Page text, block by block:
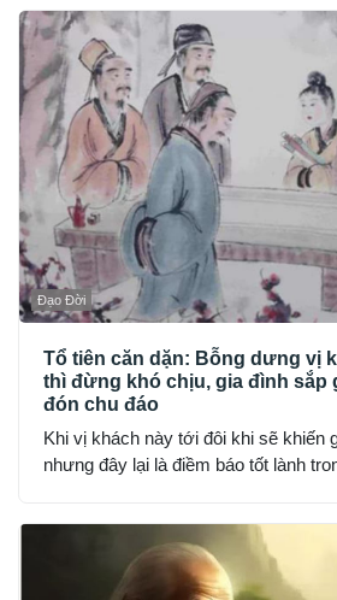
Đạo Đời
Tổ tiên căn dặn: Bỗng dưng vị
thì đừng khó chịu, gia đình sắp
đón chu đáo
Khi vị khách này tới đôi khi sẽ khiến
nhưng đây lại là điềm báo tốt lành